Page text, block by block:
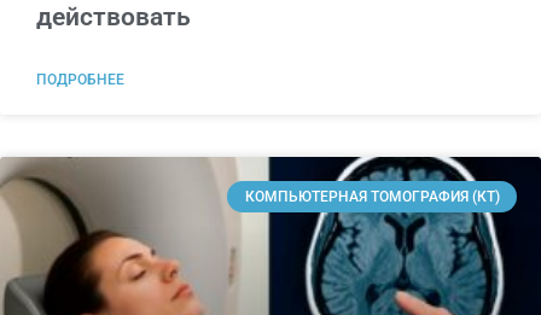
действовать
ПОДРОБНЕЕ
КОМПЬЮТЕРНАЯ ТОМОГРАФИЯ (КТ)